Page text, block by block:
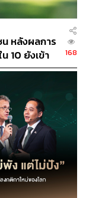
น้องใหม่และผู้
ต้นลงมือทำ
กมาปรับและ
ม่เป็นไร เพราะ
นด์รองเท้าและ
นโลกออนไลน์
ไซต์และเฟซบุ๊ก
บาท ซึ่งความ
ทำ ทะลุเป้า
น หลังผลการ
10 ยังเข้า
168